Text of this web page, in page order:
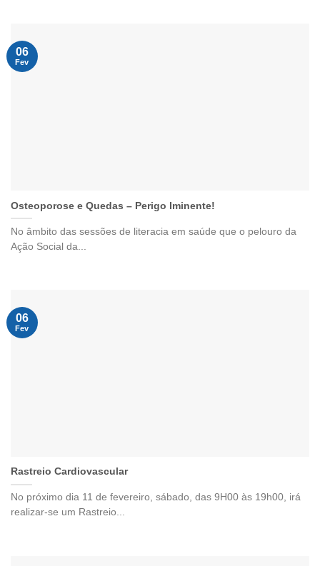
Osteoporose e Quedas – Perigo Iminente!
No âmbito das sessões de literacia em saúde que o pelouro da
Ação Social da...
06
Fev
Rastreio Cardiovascular
No próximo dia 11 de fevereiro, sábado, das 9H00 às 19h00, irá
realizar-se um Rastreio...
06
Fev